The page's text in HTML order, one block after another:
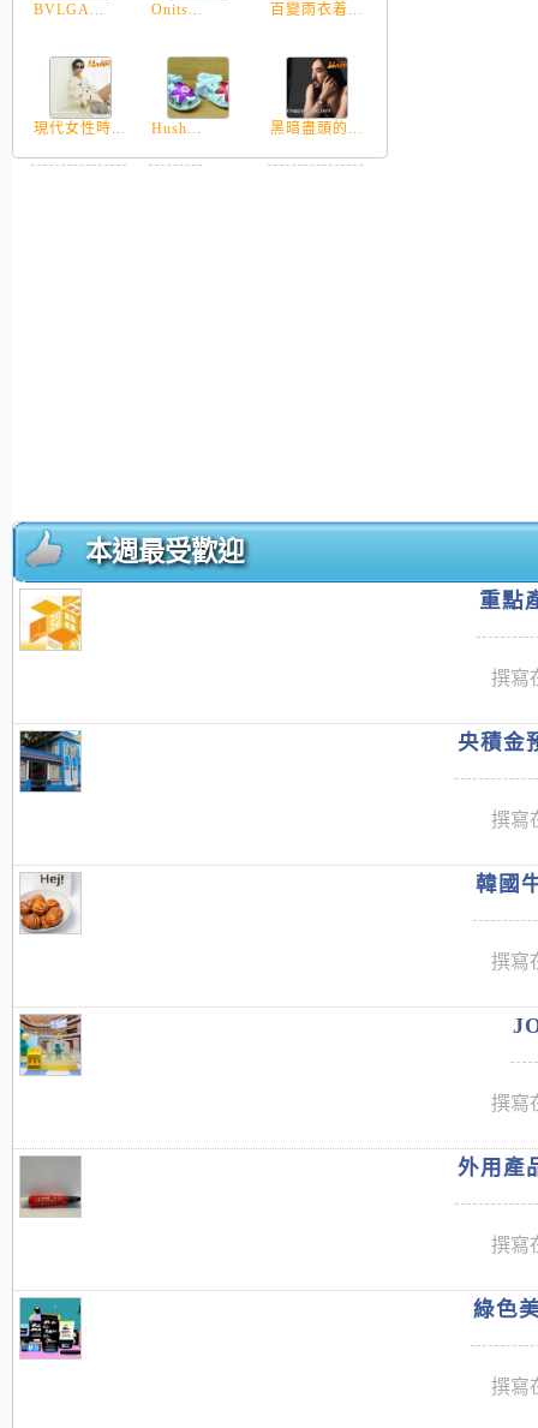
BVLGA... Onits... 百變雨衣着...
現代女性時... Hush... 黑暗盡頭的...
本週最受歡迎
重點
撰寫
央積金
撰寫
韓國
撰寫
撰寫
外用產
撰寫
綠色
撰寫